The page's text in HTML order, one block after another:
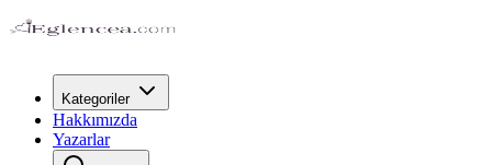
Kategoriler
Hakkımızda
Yazarlar